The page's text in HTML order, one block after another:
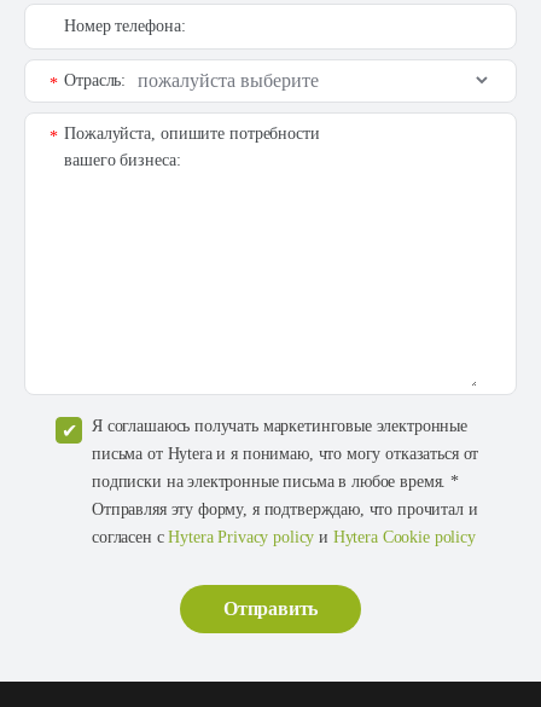
Номер телефона:
Отрасль:
*
Пожалуйста, опишите потребности
вашего бизнеса:
*
Я соглашаюсь получать маркетинговые электронные
письма от Hytera и я понимаю, что могу отказаться от
подписки на электронные письма в любое время. *
Отправляя эту форму, я подтверждаю, что прочитал и
согласен сHytera Privacy policy и Hytera Cookie policy